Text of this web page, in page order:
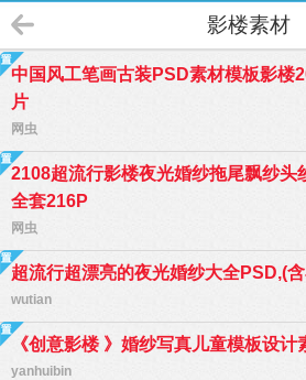
影楼素材
中国风工笔画古装PSD素材模板影楼
片
网虫
2108超流行影楼夜光婚纱拖尾飘纱头
全套216P
网虫
超流行超漂亮的夜光婚纱大全PSD,(
wutian
《创意影楼 》婚纱写真儿童模板设
yanhuibin